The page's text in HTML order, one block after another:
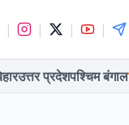
| | | |
उत्तर प्रदेशपश्चिम बंगाल